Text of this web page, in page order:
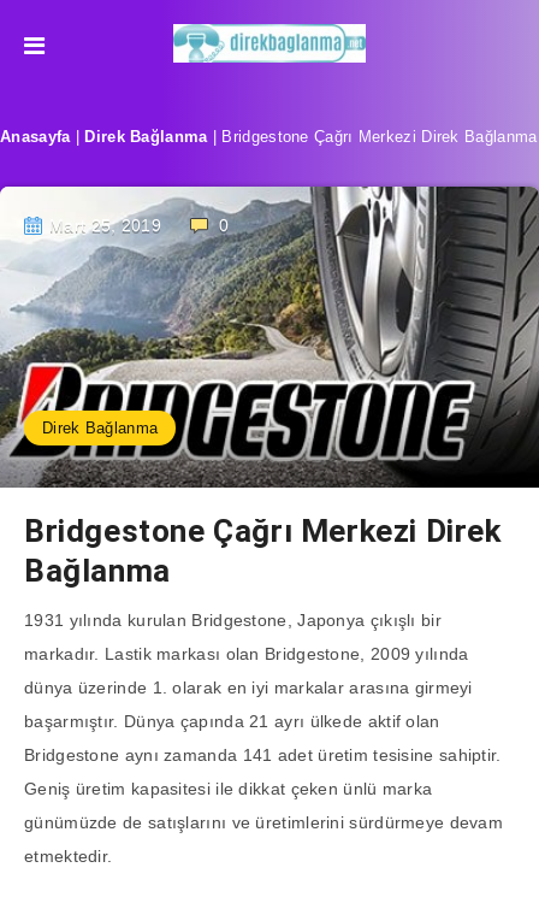
Anasayfa| Direk Bağlanma| Bridgestone Çağrı Merkezi Direk Bağlanma
Mart 25, 2019 0
Direk Bağlanma
Bridgestone Çağrı Merkezi Direk
Bağlanma
1931 yılında kurulan Bridgestone, Japonya çıkışlı bir
markadır. Lastik markası olan Bridgestone, 2009 yılında
dünya üzerinde 1. olarak en iyi markalar arasına girmeyi
başarmıştır. Dünya çapında 21 ayrı ülkede aktif olan
Bridgestone aynı zamanda 141 adet üretim tesisine sahiptir.
Geniş üretim kapasitesi ile dikkat çeken ünlü marka
günümüzde de satışlarını ve üretimlerini sürdürmeye devam
etmektedir.